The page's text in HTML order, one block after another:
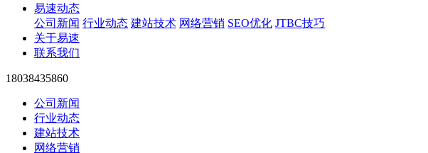
易速动态
公司新闻 行业动态 建站技术 网络营销 SEO优化 JTBC技巧
关于易速
联系我们
18038435860
公司新闻
行业动态
建站技术
网络营销